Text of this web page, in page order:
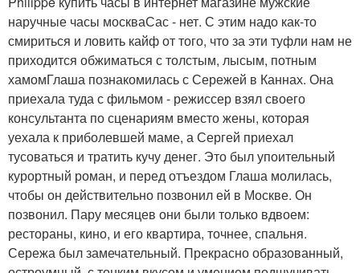
наручные часы москваСас - нет. С этим надо как-то
смириться и ловить кайф от того, что за эти туфли нам не
приходится обжиматься с толстым, лысым, потным
хамомГлаша познакомилась с Сережей в Каннах. Она
приехала туда с фильмом - режиссер взял своего
консультанта по сценариям вместо жены, которая
уехала к приболевшей маме, а Сергей приехал
тусоваться и тратить кучу денег. Это был упоительный
курортный роман, и перед отъездом Глаша молилась,
чтобы он действительно позвонил ей в Москве. Он
позвонил. Пару месяцев они были только вдвоем:
рестораны, кино, и его квартира, точнее, спальня.
Сережа был замечательный. Прекрасно образованный,